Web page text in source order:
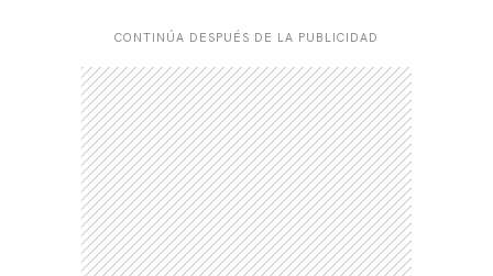
CONTINÚA DESPUÉS DE LA PUBLICIDAD